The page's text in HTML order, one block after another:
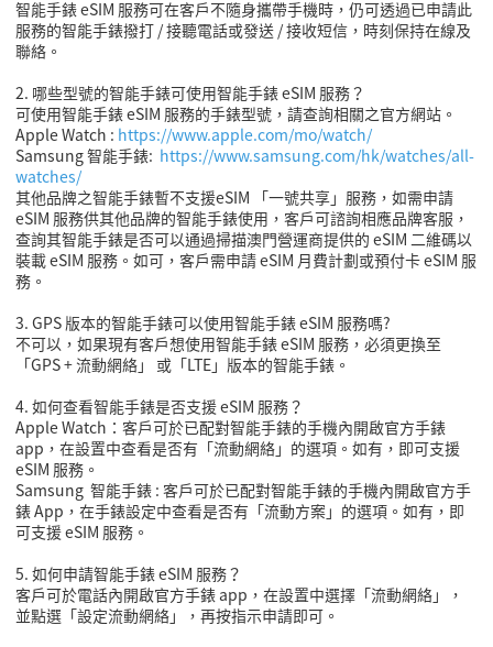
智能手錶 eSIM 服務可在客戶不隨身攜帶手機時，仍可透過已申請此
服務的智能手錶撥打 / 接聽電話或發送 / 接收短信，時刻保持在線及
聯絡。
2. 哪些型號的智能手錶可使用智能手錶 eSIM 服務？
可使用智能手錶 eSIM 服務的手錶型號，請查詢相關之官方網站。
Apple Watch : https://www.apple.com/mo/watch/
Samsung 智能手錶: https://www.samsung.com/hk/watches/all-
watches/
其他品牌之智能手錶暫不支援eSIM 「一號共享」服務，如需申請
eSIM 服務供其他品牌的智能手錶使用，客戶可諮詢相應品牌客服，
查詢其智能手錶是否可以通過掃描澳門營運商提供的 eSIM 二維碼以
裝載 eSIM 服務。如可，客戶需申請 eSIM 月費計劃或預付卡 eSIM 服
務 。
3. GPS 版本的智能手錶可以使用智能手錶 eSIM 服務嗎?
不可以，如果現有客戶想使用智能手錶 eSIM 服務，必須更換至
「GPS + 流動網絡」 或「LTE」版本的智能手錶。
4. 如何查看智能手錶是否支援 eSIM 服務？
Apple Watch：客戶可於已配對智能手錶的手機內開啟官方手錶
app，在設置中查看是否有「流動網絡」的選項。如有，即可支援
eSIM 服務。
Samsung 智能手錶 : 客戶可於已配對智能手錶的手機內開啟官方手
錶 App，在手錶設定中查看是否有「流動方案」的選項。如有，即
可支援 eSIM 服務。
5. 如何申請智能手錶 eSIM 服務？
客戶可於電話內開啟官方手錶 app，在設置中選擇「流動網絡」，
並點選「設定流動網絡」，再按指示申請即可。